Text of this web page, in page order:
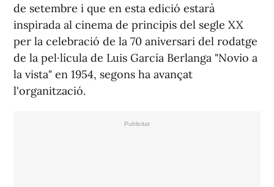
de setembre i que en esta edició estarà
inspirada al cinema de principis del segle XX
per la celebració de la 70 aniversari del rodatge
de la pel·lícula de Luis García Berlanga "Novio a
la vista" en 1954, segons ha avançat
l'organització.